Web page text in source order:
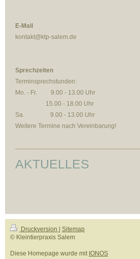
E-Mail
kontakt@ktp-salem.de
Sprechzeiten
Terminsprechstunden:
Mo. - Fr. 9.00 - 13.00 Uhr
15.00 - 18.00 Uhr
Sa. 9.00 - 13.00 Uhr
Weitere Termine nach Vereinbarung!
AKTUELLES
Druckversion | Sitemap
© Kleintierpraxis Salem
Diese Homepage wurde mit IONOS